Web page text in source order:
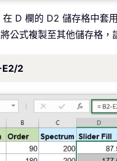
在 D 欄的 D2 儲存格中套
公式複製至其他儲存格，
2